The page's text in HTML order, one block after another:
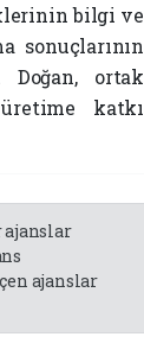
bilgi ve
sonuçlarının
ortak
katkı
ajanslar
ajanslar